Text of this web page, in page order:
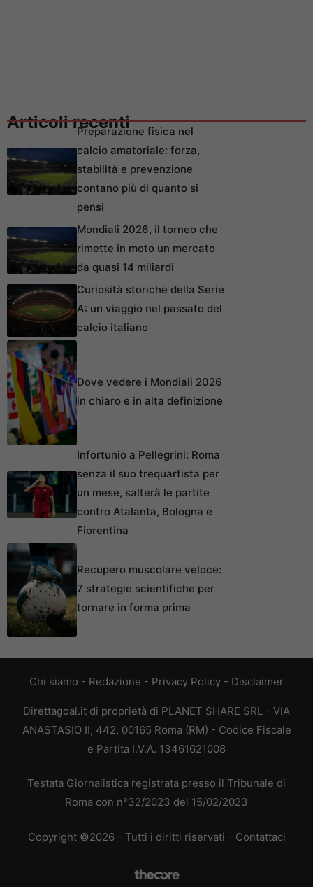
Articoli recentiPreparazione fisica nel
calcio amatoriale: forza,
stabilità e prevenzione
contano più di quanto si
pensi
Mondiali 2026, il torneo che
rimette in moto un mercato
da quasi 14 miliardi
Curiosità storiche della Serie
A: un viaggio nel passato del
calcio italiano
Dove vedere i Mondiali 2026
in chiaro e in alta definizione
Infortunio a Pellegrini: Roma
senza il suo trequartista per
un mese, salterà le partite
contro Atalanta, Bologna e
Fiorentina
Recupero muscolare veloce:
7 strategie scientifiche per
tornare in forma prima
Chi siamo - Redazione - Privacy Policy - Disclaimer
Direttagoal.it di proprietà di PLANET SHARE SRL - VIA
ANASTASIO II, 442, 00165 Roma (RM) - Codice Fiscale
e Partita I.V.A. 13461621008
Testata Giornalistica registrata presso il Tribunale di
Roma con n°32/2023 del 15/02/2023
Copyright ©2026 - Tutti i diritti riservati - Contattaci